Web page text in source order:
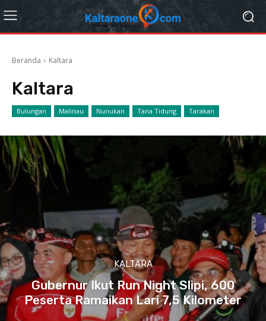
Beranda Kaltara
Kaltara
Bulungan Malinau Nunukan Tana Tidung Tarakan
KALTARA
Gubernur Ikut Run Night Slipi, 600
Peserta Ramaikan Lari 7,5 Kilometer